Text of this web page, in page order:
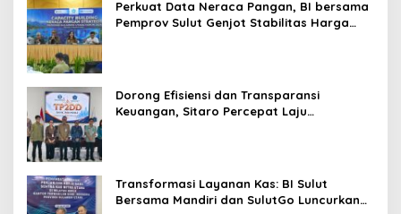
Perkuat Data Neraca Pangan, BI bersama
Pemprov Sulut Genjot Stabilitas Harga
Dorong Efisiensi dan Transparansi
Keuangan, Sitaro Percepat Laju
Transformasi Layanan Kas: BI Sulut
Bersama Mandiri dan SulutGo Luncurkan